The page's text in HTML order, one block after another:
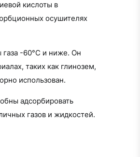
кислоты в
осушителях
газа -60°С и ниже. Он
таких как глинозем,
использован.
адсорбировать
газов и жидкостей.